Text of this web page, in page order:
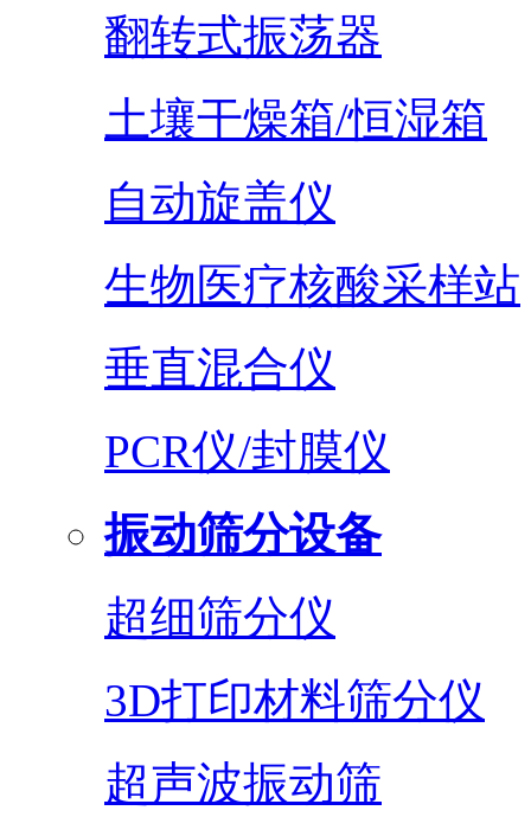
翻转式振荡器
土壤干燥箱/恒湿箱
自动旋盖仪
生物医疗核酸采样站
垂直混合仪
PCR仪/封膜仪
振动筛分设备
超细筛分仪
3D打印材料筛分仪
超声波振动筛